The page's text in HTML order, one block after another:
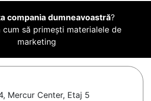
compania dumneavoastră?
cum să primești materialele de
marketing
Mercur Center, Etaj 5